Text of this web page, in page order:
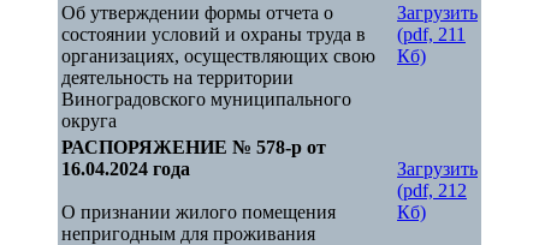
Об утверждении формы отчета о
состоянии условий и охраны труда в
организациях, осуществляющих свою
деятельность на территории
Виноградовского муниципального
округа
Загрузить
(pdf, 211
Кб)
РАСПОРЯЖЕНИЕ № 578-р от
16.04.2024 года
О признании жилого помещения
непригодным для проживания
Загрузить
(pdf, 212
Кб)